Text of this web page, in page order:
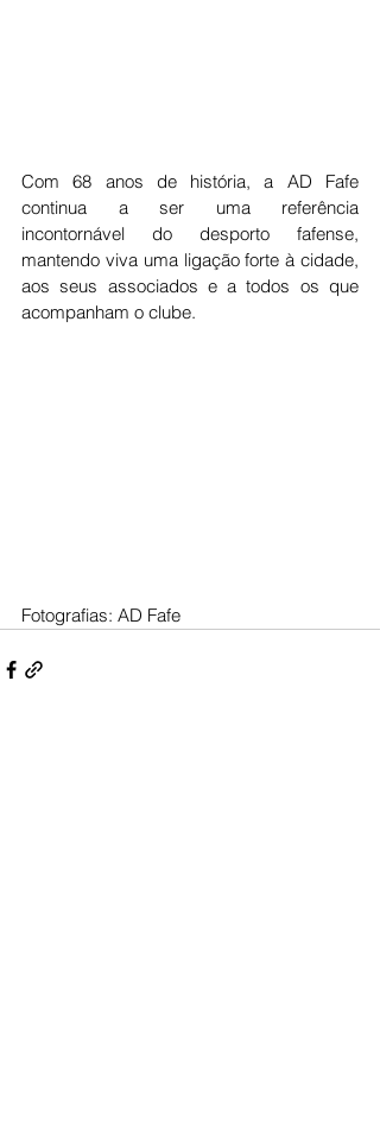
Com 68 anos de história, a AD Fafe
continua a ser uma referência
incontornável do desporto fafense,
mantendo viva uma ligação forte à cidade,
aos seus associados e a todos os que
acompanham o clube.
Fotografias: AD Fafe